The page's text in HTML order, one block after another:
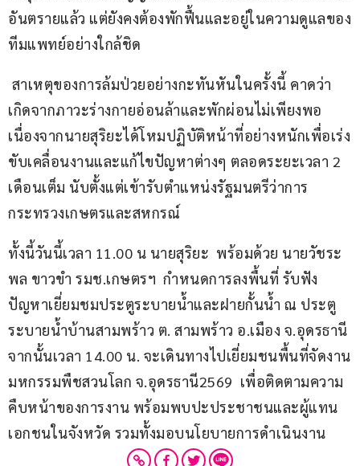
อันตรายแล้ว แต่ยังคงต้องพักฟื้นและอยู่ในความดูแลของ
ทีมแพทย์อย่างใกล้ชิด
​ สาเหตุของการล้มป่วยอย่างกะทันหันในครั้งนี้ คาดว่า
เกิดจากภาวะร่างกายอ่อนล้าและพักผ่อนไม่เพียงพอ
เนื่องจากนายสุริยะได้โหมปฏิบัติหน้าที่อย่างหนักเพื่อเร่ง
ขับเคลื่อนงานและแก้ไขปัญหาต่างๆ ตลอดระยะเวลา 2
เดือนเต็ม นับตั้งแต่เข้ารับตำแหน่งรัฐมนตรีว่าการ
กระทรวงเกษตรและสหกรณ์
ทั้งนี้วันนี้เวลา 11.00 น นายสุริยะ  พร้อมด้วย นายวัชระ
พล ขาวขำ รมช.เกษตรฯ  กำหนดการลงพื้นที่ รับฟัง
ปัญหาเยี่ยมชมประตูระบายน้ำและฝายกั้นน้ำ ณ ประตู
ระบายน้ำบ้านสามพร้าว ต. สามพร้าว อ.เมือง จ.อุดรธานี
จากนั้นเวลา 14.00 น. จะเดินทางไปเยี่ยมชนพื้นที่จัดงาน
มหกรรมพืชสวนโลก จ.อุดรธานี2569  เพื่อติดตามความ
คืบหน้าของการงาน พร้อมพบปะประชาชนและผู้แทน
เอกชนในจังหวัด รวมทั้งมอบนโยบายการดำเนินงาน